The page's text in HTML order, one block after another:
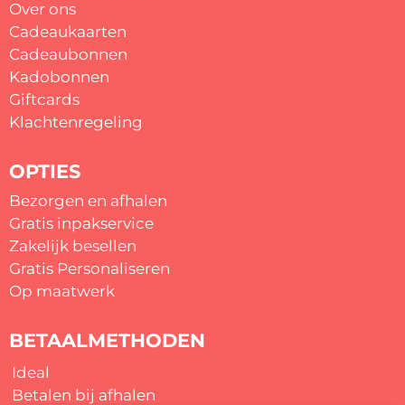
Over ons
Cadeaukaarten
Cadeaubonnen
Kadobonnen
Giftcards
Klachtenregeling
OPTIES
Bezorgen en afhalen
Gratis inpakservice
Zakelijk besellen
Gratis Personaliseren
Op maatwerk
BETAALMETHODEN
Ideal
Betalen bij afhalen